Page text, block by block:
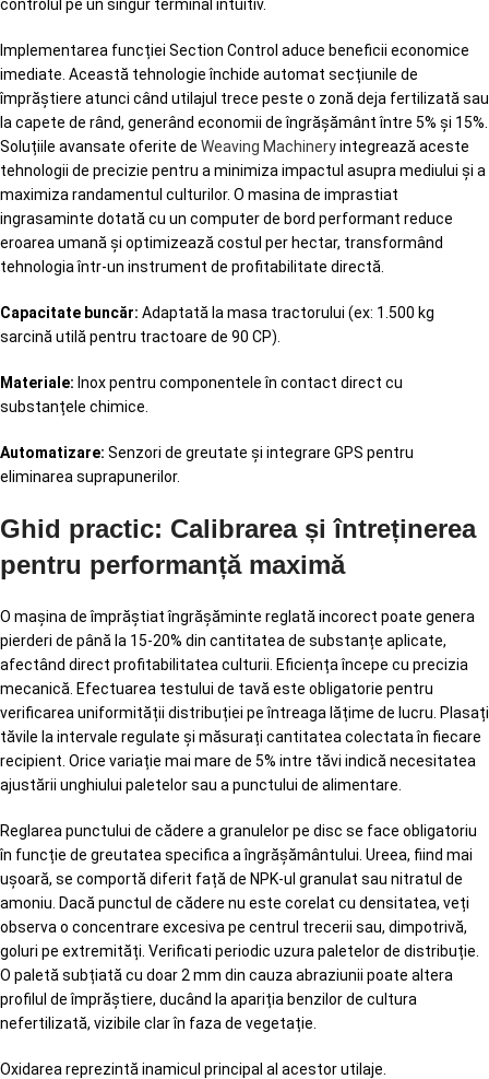
controlul pe un singur terminal intuitiv.
Implementarea funcției Section Control aduce beneficii economice
imediate. Această tehnologie închide automat secțiunile de
împrăștiere atunci când utilajul trece peste o zonă deja fertilizată sau
la capete de rând, generând economii de îngrășământ între 5% și 15%.
Soluțiile avansate oferite de Weaving Machineryintegrează aceste
tehnologii de precizie pentru a minimiza impactul asupra mediului și a
maximiza randamentul culturilor. O masina de imprastiat
ingrasaminte dotată cu un computer de bord performant reduce
eroarea umană și optimizează costul per hectar, transformând
tehnologia într-un instrument de profitabilitate directă.
Capacitate buncăr: Adaptată la masa tractorului (ex: 1.500 kg
sarcină utilă pentru tractoare de 90 CP).
Materiale: Inox pentru componentele în contact direct cu
substanțele chimice.
Automatizare: Senzori de greutate și integrare GPS pentru
eliminarea suprapunerilor.
Ghid practic: Calibrarea și întreținerea
pentru performanță maximă
O mașina de împrăștiat îngrășăminte reglată incorect poate genera
pierderi de până la 15-20% din cantitatea de substanțe aplicate,
afectând direct profitabilitatea culturii. Eficiența începe cu precizia
mecanică. Efectuarea testului de tavă este obligatorie pentru
verificarea uniformității distribuției pe întreaga lățime de lucru. Plasați
tăvile la intervale regulate și măsurați cantitatea colectata în fiecare
recipient. Orice variație mai mare de 5% intre tăvi indică necesitatea
ajustării unghiului paletelor sau a punctului de alimentare.
Reglarea punctului de cădere a granulelor pe disc se face obligatoriu
în funcție de greutatea specifica a îngrășământului. Ureea, fiind mai
ușoară, se comportă diferit față de NPK-ul granulat sau nitratul de
amoniu. Dacă punctul de cădere nu este corelat cu densitatea, veți
observa o concentrare excesiva pe centrul trecerii sau, dimpotrivă,
goluri pe extremități. Verificati periodic uzura paletelor de distribuție.
O paletă subțiată cu doar 2 mm din cauza abraziunii poate altera
profilul de împrăștiere, ducând la apariția benzilor de cultura
nefertilizată, vizibile clar în faza de vegetație.
Oxidarea reprezintă inamicul principal al acestor utilaje.